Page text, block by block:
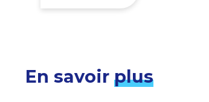
En savoir plus